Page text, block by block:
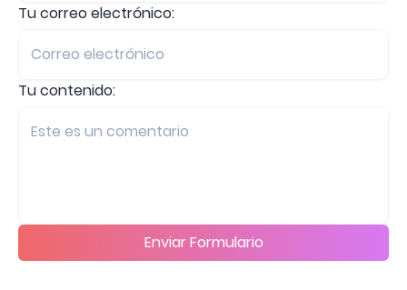
Tu correo electrónico:
Tu contenido:
Enviar Formulario